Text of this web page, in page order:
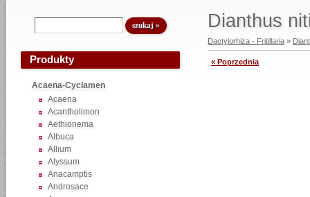
Produkty
Acaena-Cyclamen
Acaena
Acantholimon
Aethionema
Albuca
Allium
Alyssum
Anacamptis
Androsace
Dianthus
Dactylorhiza - Fritillaria »
« Poprzednia